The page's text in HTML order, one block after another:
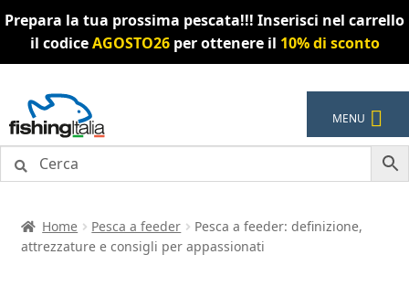
Prepara la tua prossima pescata!!! Inserisci nel carrello
il codiceAGOSTO26per ottenere il 10% di sconto
alla
navigazione
al
contenuto
MENU
Home Pesca a feeder
Pesca a feeder: definizione,
attrezzature e consigli per appassionati